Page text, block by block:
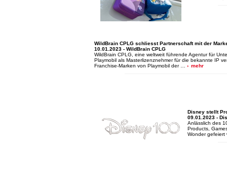
WildBrain CPLG schliesst Partnerschaft mit der
10.01.2023 - WildBrain CPLG
WildBrain CPLG, eine weltweit führende Agentur für
Playmobil als Masterlizenznehmer für die bekannte IP
Franchise-Marken von Playmobil der …
mehr
Disney stellt
09.01.2023 -
Anlässlich des
Products,
Wonder